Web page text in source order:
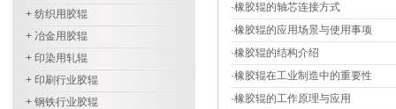
+ 纺织用胶辊
+ 冶金用胶辊
+ 印染用轧辊
+ 印刷行业胶辊
+ 钢铁行业胶辊
·橡胶辊的轴芯连接方式
·橡胶辊的应用场景与使用事项
·橡胶辊的结构介绍
·橡胶辊在工业制造中的重要性
·橡胶辊的工作原理与应用